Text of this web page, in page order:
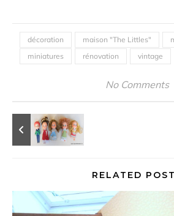
décoration maison "The Littles"
miniatures
rénovation vintage
No Comments
RELATED